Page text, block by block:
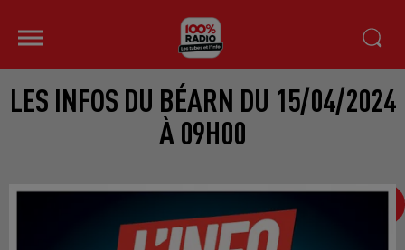
LES INFOS DU BÉARN DU 15/04/2024
À 09H00